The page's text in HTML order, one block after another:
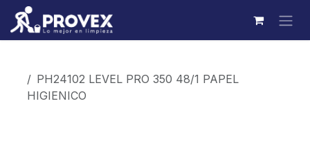
Ir al contenido
PH24102 LEVEL PRO 350 48/1 PAPEL
HIGIENICO